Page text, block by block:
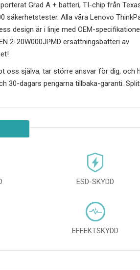
Grad A + batteri, TI-chip från
Alla våra Lenovo
design är i linje med OEM-
2-20W000JPMD ersättningsbatteri av
oss själva, tar större ansvar för dig, och
30-dagars pengarna tillbaka-garanti.
ESD-SKYDD
EFFEKTSKYDD